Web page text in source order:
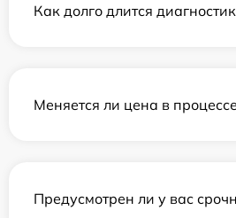
Как долго длится
Меняется ли цена в
Предусмотрен ли у вас